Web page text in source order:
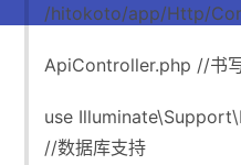
/hitokoto/app/Http/
ApiController.php //书
use
//数据库支持